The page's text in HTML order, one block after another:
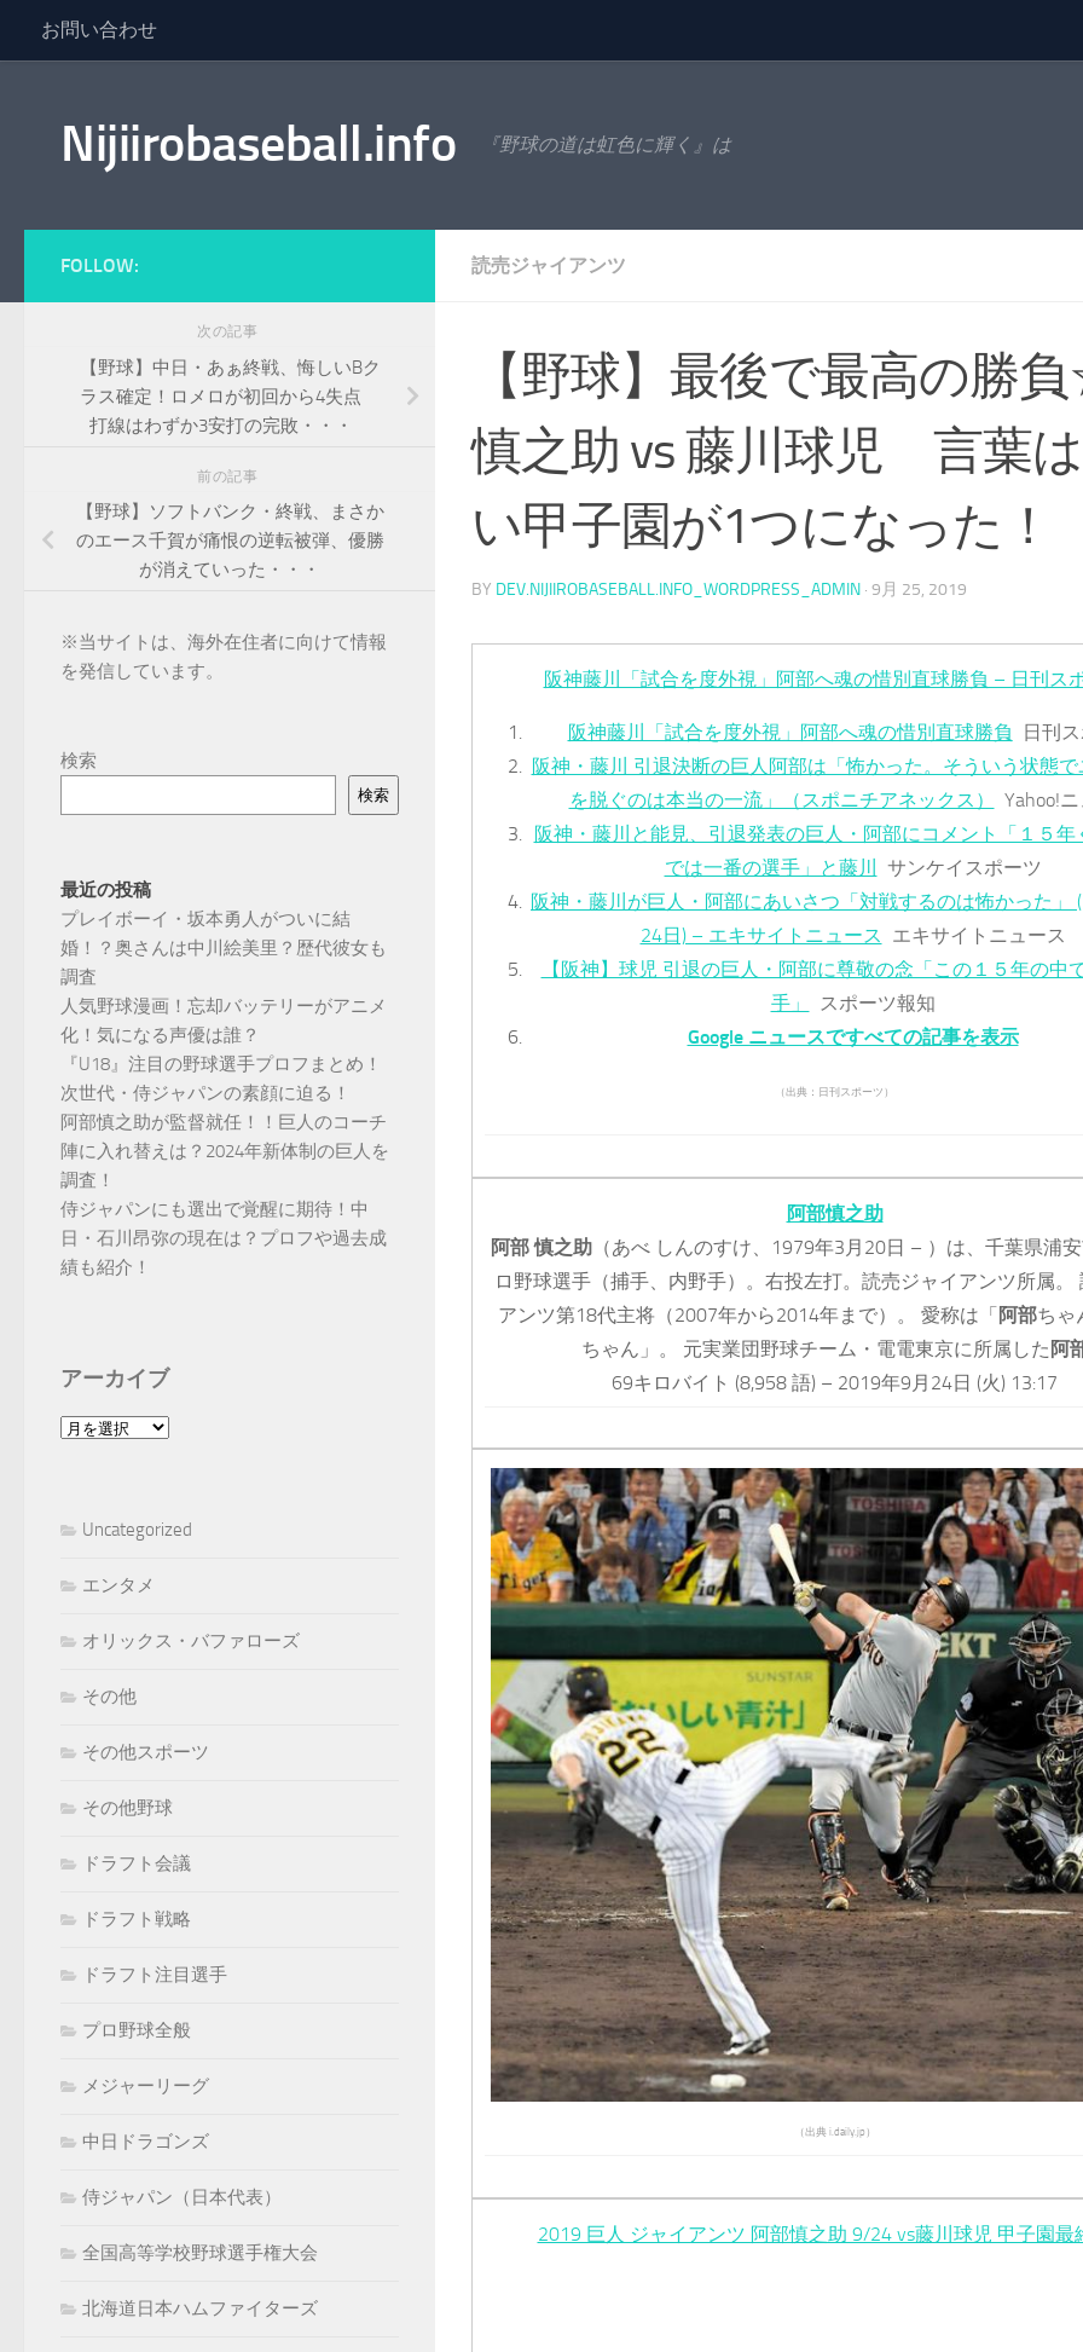
コンテンツへスキップ
お問い合わせ
Nijiirobaseball.info 『野球の道は虹色に輝く』は
読売ジャイアンツ
【野球】最後で最高の勝
慎之助 vs 藤川球児 言葉
い甲子園が1つになった！
BY DEV.NIJIIROBASEBALL.INFO_WORDPRESS_ADMIN · 9月 25, 2019
阪神藤川「試合を度外視」阿部へ魂の惜別直球勝負 – 日刊ス
阪神藤川「試合を度外視」阿部へ魂の惜別直球勝負
日刊
阪神・藤川 引退決断の巨人阿部は「怖かった。そういう状態
を脱ぐのは本当の一流」（スポニチアネックス）
Yahoo!
阪神・藤川と能見、引退発表の巨人・阿部にコメント「１５年
では一番の選手」と藤川
サンケイスポーツ
阪神・藤川が巨人・阿部にあいさつ「対戦するのは怖かった」
24日) – エキサイトニュース エキサイトニュース
【阪神】球児 引退の巨人・阿部に尊敬の念「この１５年の中
手」
スポーツ報知
Google ニュースですべての記事を表示
（出典：日刊スポーツ）
阿部慎之助
阿部 慎之助 （あべ しんのすけ、1979年3月20日 – ）は、千葉県浦
ロ野球選手（捕手、内野手）。右投左打。読売ジャイアンツ所属。
アンツ第18代主将（2007年から2014年まで）。 愛称は「阿部ちゃ
ちゃん」。 元実業団野球チーム・電電東京に所属した 阿
69キロバイト (8,958 語) – 2019年9月24日 (火) 13:17
（出典 i.daily.jp）
2019 巨人 ジャイアンツ 阿部慎之助 9/24 vs藤川球児 甲子園最
FOLLOW:
次の記事
【野球】中日・あぁ終戦、悔しいBク
ラス確定！ロメロが初回から4失点
打線はわずか3安打の完敗・・・
前の記事
【野球】ソフトバンク・終戦、まさか
のエース千賀が痛恨の逆転被弾、優勝
が消えていった・・・
※当サイトは、海外在住者に向けて情報
を発信しています。
検索
検索
最近の投稿
プレイボーイ・坂本勇人がついに結
婚！？奥さんは中川絵美里？歴代彼女も
調査
人気野球漫画！忘却バッテリーがアニメ
化！気になる声優は誰？
『U18』注目の野球選手プロフまとめ！
次世代・侍ジャパンの素顔に迫る！
阿部慎之助が監督就任！！巨人のコーチ
陣に入れ替えは？2024年新体制の巨人を
調査！
侍ジャパンにも選出で覚醒に期待！中
日・石川昂弥の現在は？プロフや過去成
績も紹介！
アーカイブ
ア
ブ
Uncategorized
エンタメ
オリックス・バファローズ
その他
その他スポーツ
その他野球
ドラフト会議
ドラフト戦略
ドラフト注目選手
プロ野球全般
メジャーリーグ
中日ドラゴンズ
侍ジャパン（日本代表）
全国高等学校野球選手権大会
北海道日本ハムファイターズ